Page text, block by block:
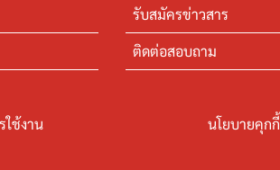
รับสมัครข่าวสาร
ติดต่อสอบถาม
ใช้งาน นโยบายคุกกี้